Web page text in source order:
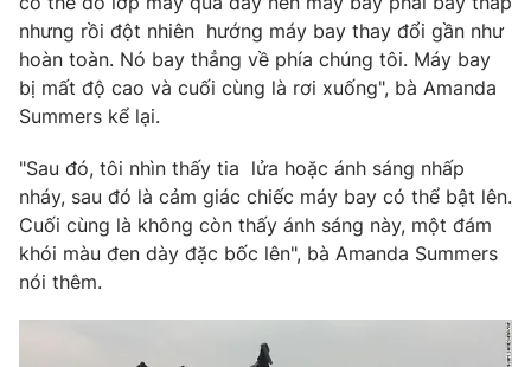
nhưng rồi đột nhiên hướng máy bay thay đổi gần như
hoàn toàn. Nó bay thẳng về phía chúng tôi. Máy bay
bị mất độ cao và cuối cùng là rơi xuống", bà Amanda
Summers kể lại.
"Sau đó, tôi nhìn thấy tia lửa hoặc ánh sáng nhấp
nháy, sau đó là cảm giác chiếc máy bay có thể bật lên.
Cuối cùng là không còn thấy ánh sáng này, một đám
khói màu đen dày đặc bốc lên", bà Amanda Summers
nói thêm.